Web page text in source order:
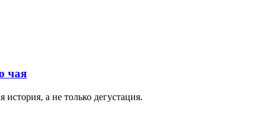
чая
а не только дегустация.